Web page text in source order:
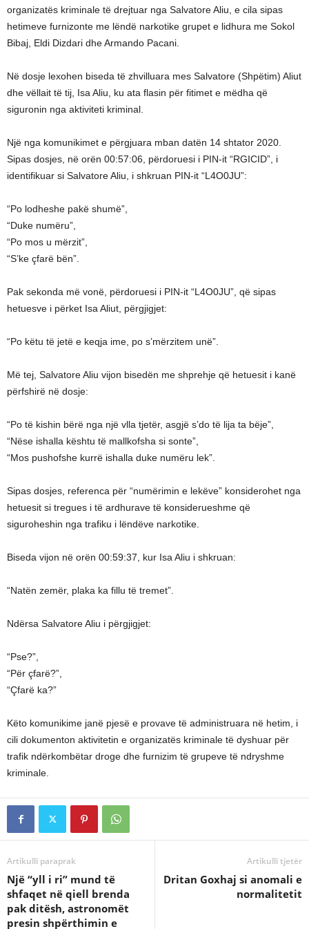
organizatës kriminale të drejtuar nga Salvatore Aliu, e cila sipas
hetimeve furnizonte me lëndë narkotike grupet e lidhura me Sokol
Bibaj, Eldi Dizdari dhe Armando Pacani.
Në dosje lexohen biseda të zhvilluara mes Salvatore (Shpëtim) Aliut
dhe vëllait të tij, Isa Aliu, ku ata flasin për fitimet e mëdha që
siguronin nga aktiviteti kriminal.
Një nga komunikimet e përgjuara mban datën 14 shtator 2020.
Sipas dosjes, në orën 00:57:06, përdoruesi i PIN-it “RGICID”, i
identifikuar si Salvatore Aliu, i shkruan PIN-it “L4O0JU”:
“Po lodheshe pakë shumë”,
“Duke numëru”,
“Po mos u mërzit”,
“S’ke çfarë bën”.
Pak sekonda më vonë, përdoruesi i PIN-it “L4O0JU”, që sipas
hetuesve i përket Isa Aliut, përgjigjet:
“Po këtu të jetë e keqja ime, po s’mërzitem unë”.
Më tej, Salvatore Aliu vijon bisedën me shprehje që hetuesit i kanë
përfshirë në dosje:
“Po të kishin bërë nga një vlla tjetër, asgjë s’do të lija ta bëje”,
“Nëse ishalla kështu të mallkofsha si sonte”,
“Mos pushofshe kurrë ishalla duke numëru lek”.
Sipas dosjes, referenca për “numërimin e lekëve” konsiderohet nga
hetuesit si tregues i të ardhurave të konsiderueshme që
siguroheshin nga trafiku i lëndëve narkotike.
Biseda vijon në orën 00:59:37, kur Isa Aliu i shkruan:
“Natën zemër, plaka ka fillu të tremet”.
Ndërsa Salvatore Aliu i përgjigjet:
“Pse?”,
“Për çfarë?”,
“Çfarë ka?”
Këto komunikime janë pjesë e provave të administruara në hetim, i
cili dokumenton aktivitetin e organizatës kriminale të dyshuar për
trafik ndërkombëtar droge dhe furnizim të grupeve të ndryshme
kriminale.
Artikulli paraprak
Një “yll i ri” mund të
shfaqet në qiell brenda
pak ditësh, astronomët
presin shpërthimin e
Artikulli tjetër
Dritan Goxhaj si anomali e
normalitetit